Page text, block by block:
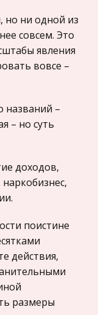
и валютно-
право
органа.
добавленную
с XII по
в., Русское
но ни одной из
совсем. Это
явления
вовсе –
названий –
– но суть
доходов,
поистине
действия,
размеры